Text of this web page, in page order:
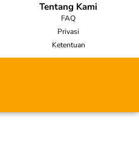
Tentang Kami
FAQ
Privasi
Ketentuan